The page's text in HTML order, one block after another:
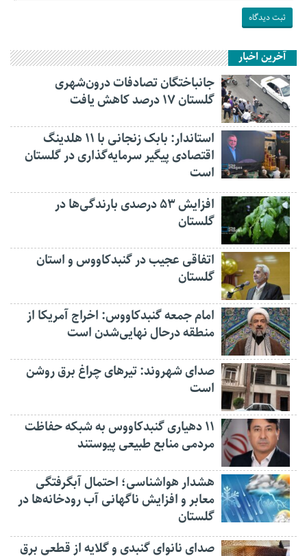
آخرین اخبار
جانباختگان تصادفات درون‌شهری
گلستان ۱۷ درصد کاهش یافت
استاندار: بابک زنجانی با ۱۱ هلدینگ
اقتصادی پیگیر سرمایه‌گذاری در گلستان
است
افزایش ۵۳ درصدی بارندگی‌ها در
گلستان
اتفاقی عجیب در‌ گنبدکاووس و استان
گلستان
امام جمعه گنبدکاووس: اخراج آمریکا از
منطقه درحال نهایی‌شدن است
صدای شهروند: تیرهای چراغ برق روشن
است
۱۱ دهیاری گنبدکاووس به شبکه حفاظت
مردمی منابع طبیعی پیوستند
هشدار هواشناسی؛ احتمال آبگرفتگی
معابر و افزایش ناگهانی آب رودخانه‌ها در
گلستان
صدای نانوای گنبدی و گلایه از قطعی برق